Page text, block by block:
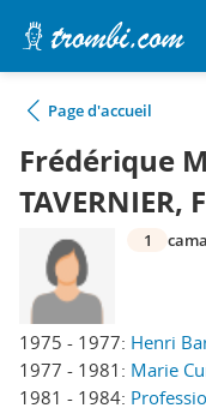
Page d'accueil
Frédérique
1975 - 1977: Henri
1977 - 1981: Marie
1981 - 1984:
1